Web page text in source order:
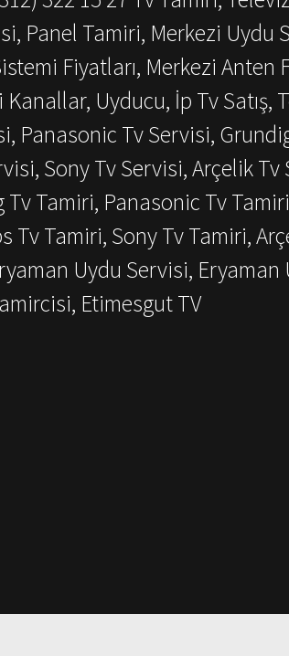
Panel Tamiri, Merkezi Uydu
Fiyatları, Merkezi Anten
Uyducu, İp Tv Satış,
Panasonic Tv Servisi,
Sony Tv Servisi, Arçelik
Tamiri, Panasonic Tv
Tv Tamiri, Sony Tv Tamiri,
Uydu Servisi,
Etimesgut TV